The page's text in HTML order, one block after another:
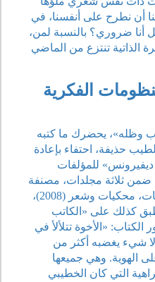
أن نطرح على أنفسنا، في
أنا ضروري؟ بالنسبة لمن،
الذاتية تنتزع من الماضي
الفكرية
وظله»، يحضرك ما كتبه
حذيفة، احتفاء بإعادة
ديفيرونس» للمؤلفات
ضمن ثلاثة مجلدات، مصنفة
إياها وفق أجناسها الأدبية: روايات، محكيات وشعر (2008)،
كذلك على «الكاتب
«الأخوة تتلألأ في
شيء يغضبه أكثر من
الهوية. وهي جميعها
التي كان الخطيبي